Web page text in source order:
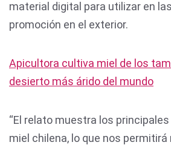
material digital para utilizar en
promoción en el exterior.
Apicultora cultiva miel de los
desierto más árido del mundo
“El relato muestra los
miel chilena, lo que nos